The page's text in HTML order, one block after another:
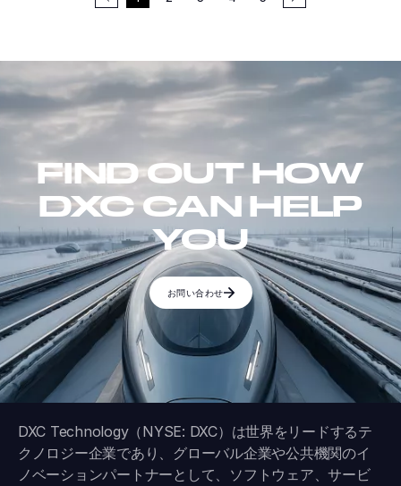
FIND OUT HOW
DXC CAN HELP
YOU
お問い合わせ
DXC Technology（NYSE: DXC）は世界をリードするテ
クノロジー企業であり、グローバル企業や公共機関のイ
ノベーションパートナーとして、ソフトウェア、サービ